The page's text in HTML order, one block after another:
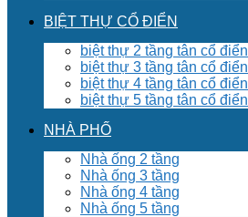
BIỆT THỰ CỔ ĐIỂN
biệt thự 2 tầng tân cổ điển
biệt thự 3 tầng tân cổ điển
biệt thự 4 tầng tân cổ điển
biệt thự 5 tầng tân cổ điển
NHÀ PHỐ
Nhà ống 2 tầng
Nhà ống 3 tầng
Nhà ống 4 tầng
Nhà ống 5 tầng